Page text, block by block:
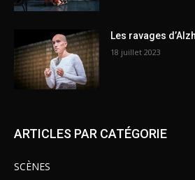
Les ravages
18 juillet 2023
ARTICLES PAR CATÉGORIE
SCÈNES